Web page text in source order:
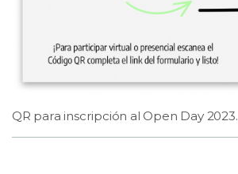
QR para inscripción al Open Day 2023.